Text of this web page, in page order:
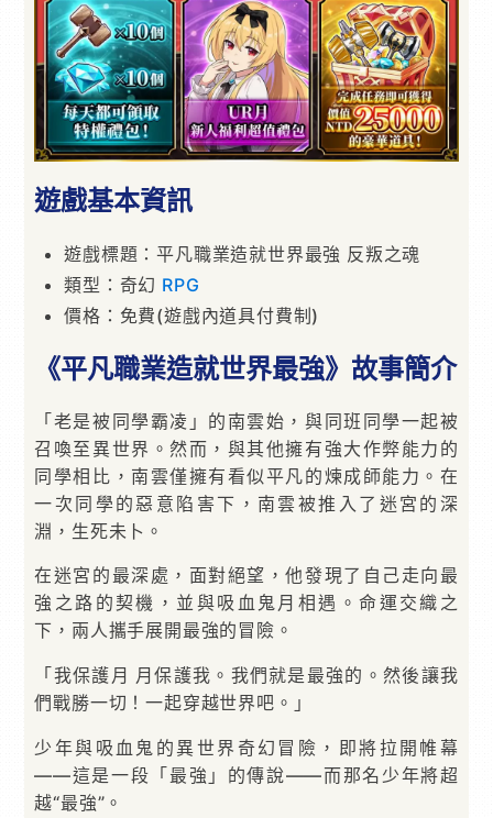
遊戲基本資訊
遊戲標題：平凡職業造就世界最強 反叛之魂
類型：奇幻 RPG
價格：免費(遊戲內道具付費制)
《平凡職業造就世界最強》故事簡介
「老是被同學霸凌」的南雲始，與同班同學一起被
召喚至異世界。然而，與其他擁有強大作弊能力的
同學相比，南雲僅擁有看似平凡的煉成師能力。在
一次同學的惡意陷害下，南雲被推入了迷宮的深
淵，生死未卜。
在迷宮的最深處，面對絕望，他發現了自己走向最
強之路的契機，並與吸血鬼月相遇。命運交織之
下，兩人攜手展開最強的冒險。
「我保護月 月保護我。我們就是最強的。然後讓我
們戰勝一切！一起穿越世界吧。」
少年與吸血鬼的異世界奇幻冒險，即將拉開帷幕
——這是一段「最強」的傳說――而那名少年將超
越“最強”。